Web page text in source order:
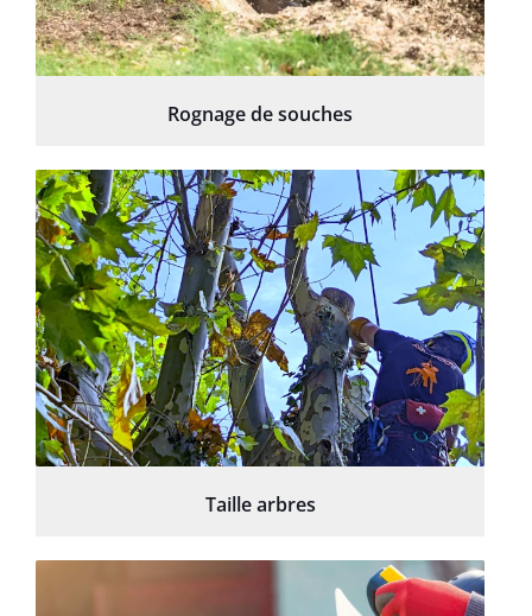
Rognage de souches
Taille arbres